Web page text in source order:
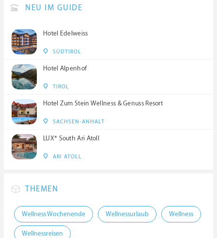
NEU IM GUIDE
Hotel Edelweiss
SÜDTIROL
Hotel Alpenhof
TIROL
Hotel Zum Stein Wellness & Genuss Resort
SACHSEN-ANHALT
LUX* South Ari Atoll
ARI ATOLL
THEMEN
Wellness Wochenende Wellnessurlaub Wellness
Wellnessreisen